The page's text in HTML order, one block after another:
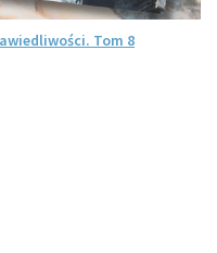
Tom 8